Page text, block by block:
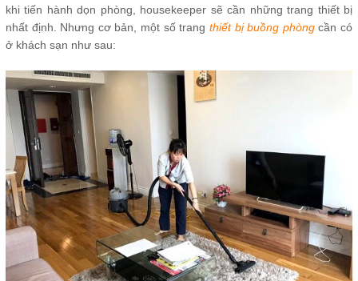
khi tiến hành dọn phòng, housekeeper sẽ cần những trang thiết bị
nhất định. Nhưng cơ bản, một số trang thiết bị buồng phòngcần có
ở khách sạn như sau: